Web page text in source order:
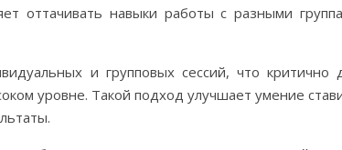
оттачивать навыки работы с разными
и групповых сессий, что критично
уровне. Такой подход улучшает умение